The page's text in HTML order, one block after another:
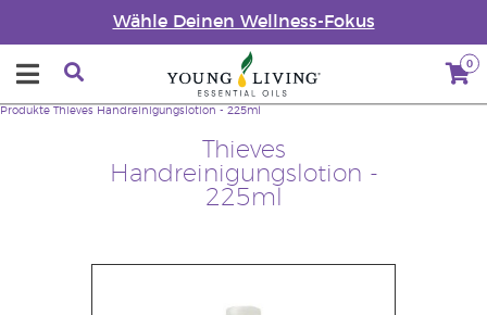
Wähle Deinen Wellness-Fokus
0
Thieves
Handreinigungslotion -
225ml
Produkte Thieves Handreinigungslotion - 225ml